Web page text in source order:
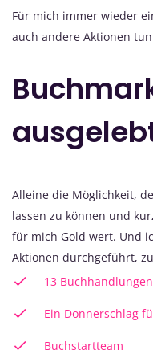
Für mich immer wieder
auch andere Aktionen
Alleine die Möglichkeit,
lassen zu können und
für mich Gold wert. Und
Aktionen durchgeführt,
13
Ein Donnerschlag
Buchstartteam